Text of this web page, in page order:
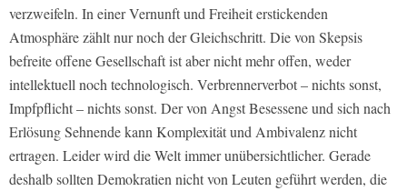
verzweifeln. In einer Vernunft und Freiheit erstickenden
Atmosphäre zählt nur noch der Gleichschritt. Die von Skepsis
befreite offene Gesellschaft ist aber nicht mehr offen, weder
intellektuell noch technologisch. Verbrennerverbot – nichts sonst,
Impfpflicht – nichts sonst. Der von Angst Besessene und sich nach
Erlösung Sehnende kann Komplexität und Ambivalenz nicht
ertragen. Leider wird die Welt immer unübersichtlicher. Gerade
deshalb sollten Demokratien nicht von Leuten geführt werden, die